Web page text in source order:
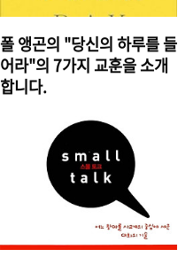
폴 앵곤의 "당신의 하루를 들
어라"의 7가지 교훈을 소개
합니다.